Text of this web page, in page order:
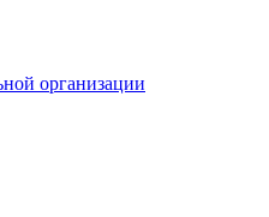
организации